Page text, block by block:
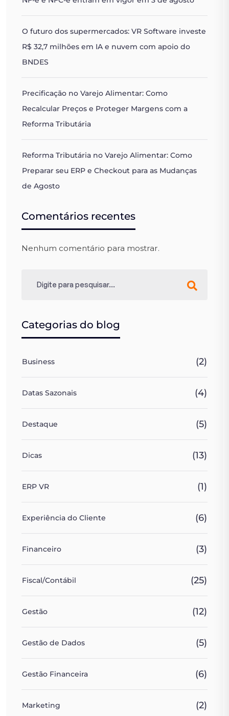
O futuro dos supermercados: VR Software investe
R$ 32,7 milhões em IA e nuvem com apoio do
BNDES
Precificação no Varejo Alimentar: Como
Recalcular Preços e Proteger Margens com a
Reforma Tributária
Reforma Tributária no Varejo Alimentar: Como
Preparar seu ERP e Checkout para as Mudanças
de Agosto
Comentários recentes
Nenhum comentário para mostrar.
Categorias do blog
Business (2)
Datas Sazonais (4)
Destaque (5)
Dicas (13)
ERP VR (1)
Experiência do Cliente (6)
Financeiro (3)
Fiscal/Contábil (25)
Gestão (12)
Gestão de Dados (5)
Gestão Financeira (6)
Marketing (2)